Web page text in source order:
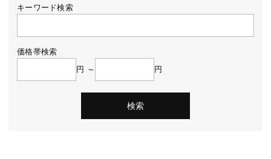
キーワード検索
価格帯検索
円 ～
円